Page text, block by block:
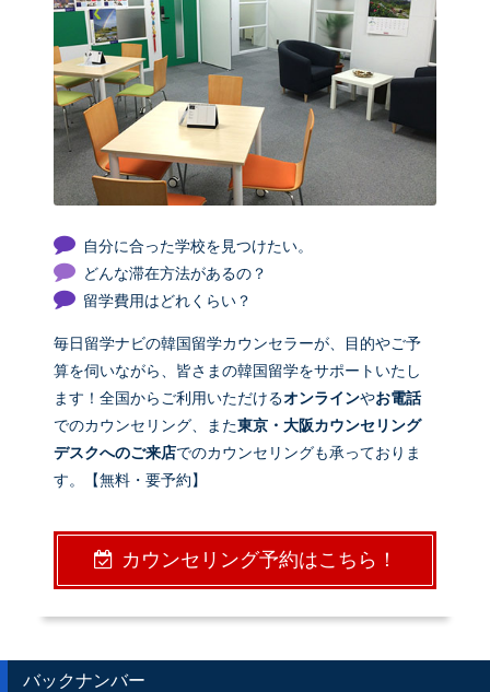
自分に合った学校を見つけたい。
どんな滞在方法があるの？
留学費用はどれくらい？
毎日留学ナビの韓国留学カウンセラーが、目的やご予
算を伺いながら、皆さまの韓国留学をサポートいたし
ます！全国からご利用いただけるオンラインやお電話
でのカウンセリング、また東京・大阪カウンセリング
デスクへのご来店でのカウンセリングも承っておりま
す。【無料・要予約】
カウンセリング予約はこちら！
バックナンバー